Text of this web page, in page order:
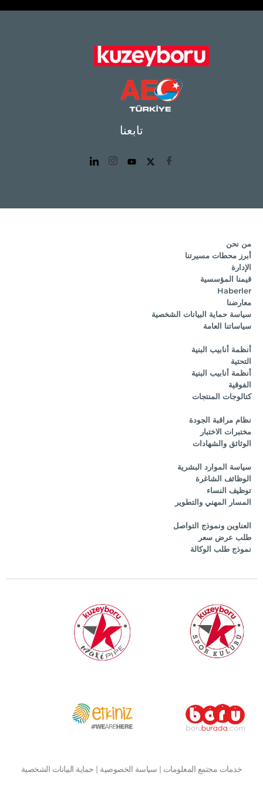
تابعنا
من نحن
أبرز محطات مسيرتنا
الإدارة
قيمنا المؤسسية
Haberler
معارضنا
سياسة حماية البيانات الشخصية
سياساتنا العامة
أنظمة أنابيب البنية
التحتية
أنظمة أنابيب البنية
الفوقية
كتالوجات المنتجات
نظام مراقبة الجودة
مختبرات الاختبار
الوثائق والشهادات
سياسة الموارد البشرية
الوظائف الشاغرة
توظيف النساء
المسار المهني والتطوير
العناوين ونموذج التواصل
طلب عرض سعر
نموذج طلب الوكالة
خدمات مجتمع المعلومات | سياسة الخصوصية | حماية البيانات الشخصية